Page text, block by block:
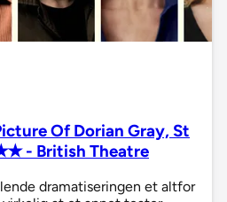
Of Dorian Gray, St
- British Theatre
dramatiseringen et altfor